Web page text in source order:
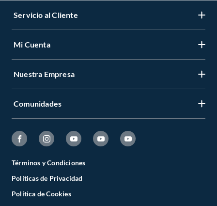
Servicio al Cliente
Mi Cuenta
Nuestra Empresa
Comunidades
Términos y Condiciones
Políticas de Privacidad
Política de Cookies